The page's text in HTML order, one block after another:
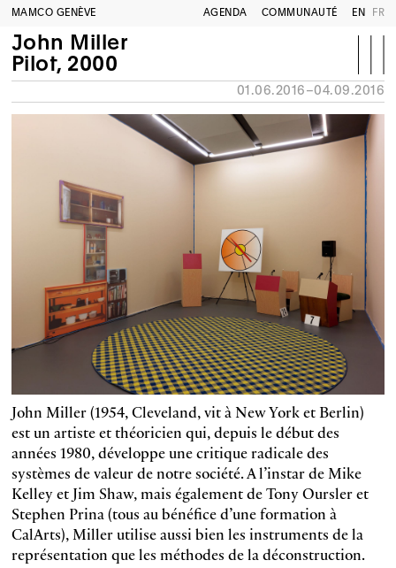
MAMCO GENÈVE AGENDA COMMUNAUTÉ EN FR
John Miller
Pilot, 2000
01.06.2016–04.09.2016
John Miller (1954, Cleveland, vit à New York et Berlin)
est un artiste et théoricien qui, depuis le début des
années 1980, développe une critique radicale des
systèmes de valeur de notre société. A l’instar de Mike
Kelley et Jim Shaw, mais également de Tony Oursler et
Stephen Prina (tous au bénéfice d’une formation à
CalArts), Miller utilise aussi bien les instruments de la
représentation que les méthodes de la déconstruction.